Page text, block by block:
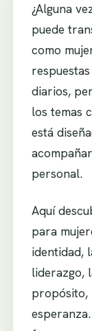
¿Alguna
puede
como
diarios,
los temas
está
personal.
Aquí
para
identidad,
liderazgo,
propósito,